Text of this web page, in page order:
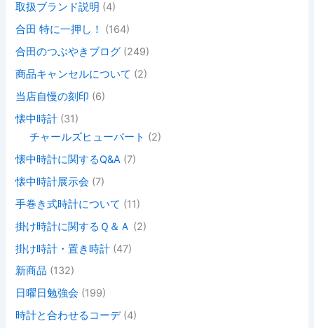
取扱ブランド説明 (4)
合田 特に一押し！
(164)
合田のつぶやきブログ (249)
商品キャンセルについて (2)
当店自慢の刻印 (6)
懐中時計 (31)
チャールズヒューバート (2)
懐中時計に関するQ&A (7)
懐中時計展示会 (7)
手巻き式時計について (11)
掛け時計に関するＱ＆Ａ (2)
掛け時計・置き時計 (47)
新商品 (132)
日曜日勉強会 (199)
時計と合わせるコーデ(4)